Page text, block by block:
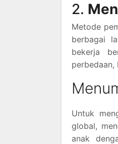
2.
Metode
berbagai
bekerja
perbedaan,
Untuk
global,
anak